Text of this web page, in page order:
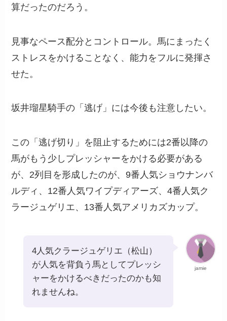
算だったのだろう。
見事なペース配分とコントロール。馬にまったく
ストレスをかけることなく、能力をフルに発揮さ
せた。
坂井瑠星騎手の「逃げ」には今後も注意したい。
この「逃げ切り」を阻止するためには2番以降の
馬がもう少しプレッシャーをかける必要がある
が、2列目を形成したのが、9番人気ショウナンバ
ルディ、12番人気ワイプディアーズ、4番人気ク
ラージュゲリエ、13番人気アメリカズカップ。
jamie
4人気クラージュゲリエ（松山）
が人気を背負う馬としてプレッシ
ャーをかけるべきだったのかも知
れませんね。